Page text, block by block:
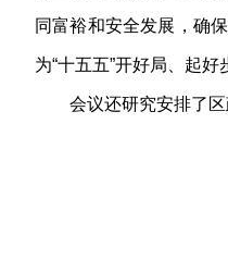
同富裕和安全发展，确
为“十五五”开好局、起好
会议还研究安排了